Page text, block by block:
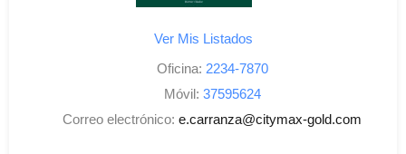
Ver Mis Listados
Oficina: 2234-7870
Móvil: 37595624
Correo electrónico: e.carranza@citymax-gold.com